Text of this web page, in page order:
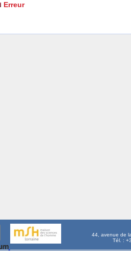
Erreur
44, avenue de
Tél. :